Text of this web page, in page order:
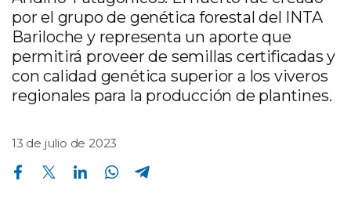
por el grupo de genética forestal del INTA
Bariloche y representa un aporte que
permitirá proveer de semillas certificadas y
con calidad genética superior a los viveros
regionales para la producción de plantines.
13 de julio de 2023
Compartir en Facebook Compartir en Twitter Compartir en Linkedin Compartir en Whatsapp